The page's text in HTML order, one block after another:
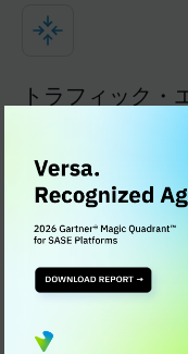
トラフィック・
テリジェント
SASE ファブリック
るためにリアルタ
ィックエンジニア
います。ルーティ
に最も効率的なパス
ー、ジッター、損
慮します。このテ
ケーションとSaaS
ンを最適化します。